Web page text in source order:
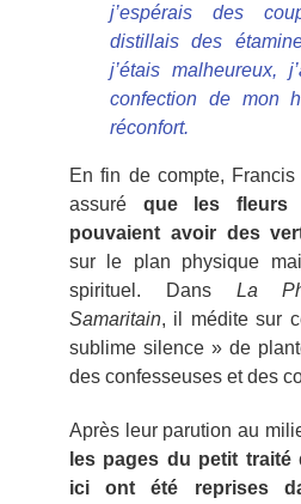
j’espérais des
distillais des
j’étais malheureux,
confection de mon
réconfort.
En fin de compte,
assuré que les fleurs
pouvaient avoir des
sur le plan physique
spirituel. Dans La
Samaritain, il médite sur
sublime silence » de
des confesseuses et des
Après leur parution au
les pages du petit
ici ont été reprises